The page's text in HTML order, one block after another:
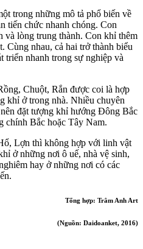
trong những mô tả phổ biến về
tiến chức nhanh chóng. Con
và lòng trung thành. Con khỉ thêm
Cùng nhau, cả hai trở thành biểu
triển nhanh trong sự nghiệp và
Chuột, Rắn được coi là hợp
khỉ ở trong nhà. Nhiều chuyên
đặt tượng khỉ hướng Đông Bắc
chính Bắc hoặc Tây Nam.
Lợn thì không hợp với linh vật
ở những nơi ô uế, nhà vệ sinh,
hay ở những nơi có các
Tổng hợp: Trâm Anh Art
(Nguồn: Daidoanket, 2016)